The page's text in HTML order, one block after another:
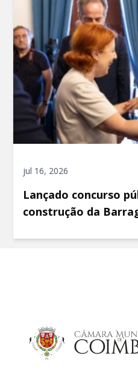
jul 16, 2026
Lançado concurso
construção da